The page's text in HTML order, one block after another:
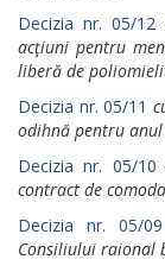
Decizia nr. 05/12
acţiuni pentru
liberă de
Decizia nr. 05/11
odihnă pentru
Decizia nr. 05/
contract de
Decizia nr. 05/09
Consiliului raional